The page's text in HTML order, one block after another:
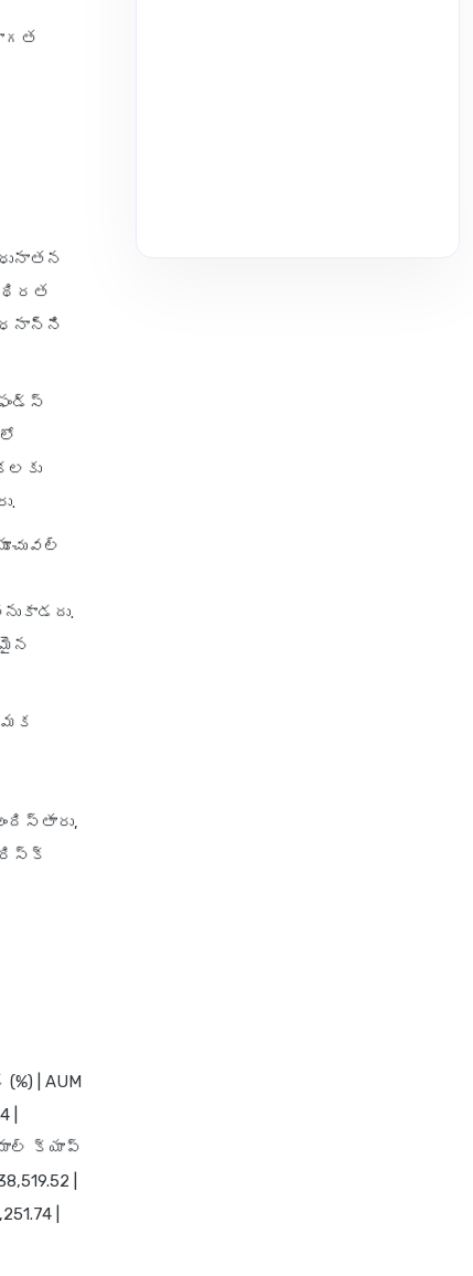
| AUM
|
క్యాప్
|
|